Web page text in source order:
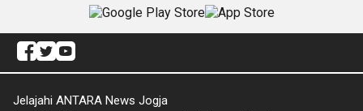
Jelajahi ANTARA News Jogja